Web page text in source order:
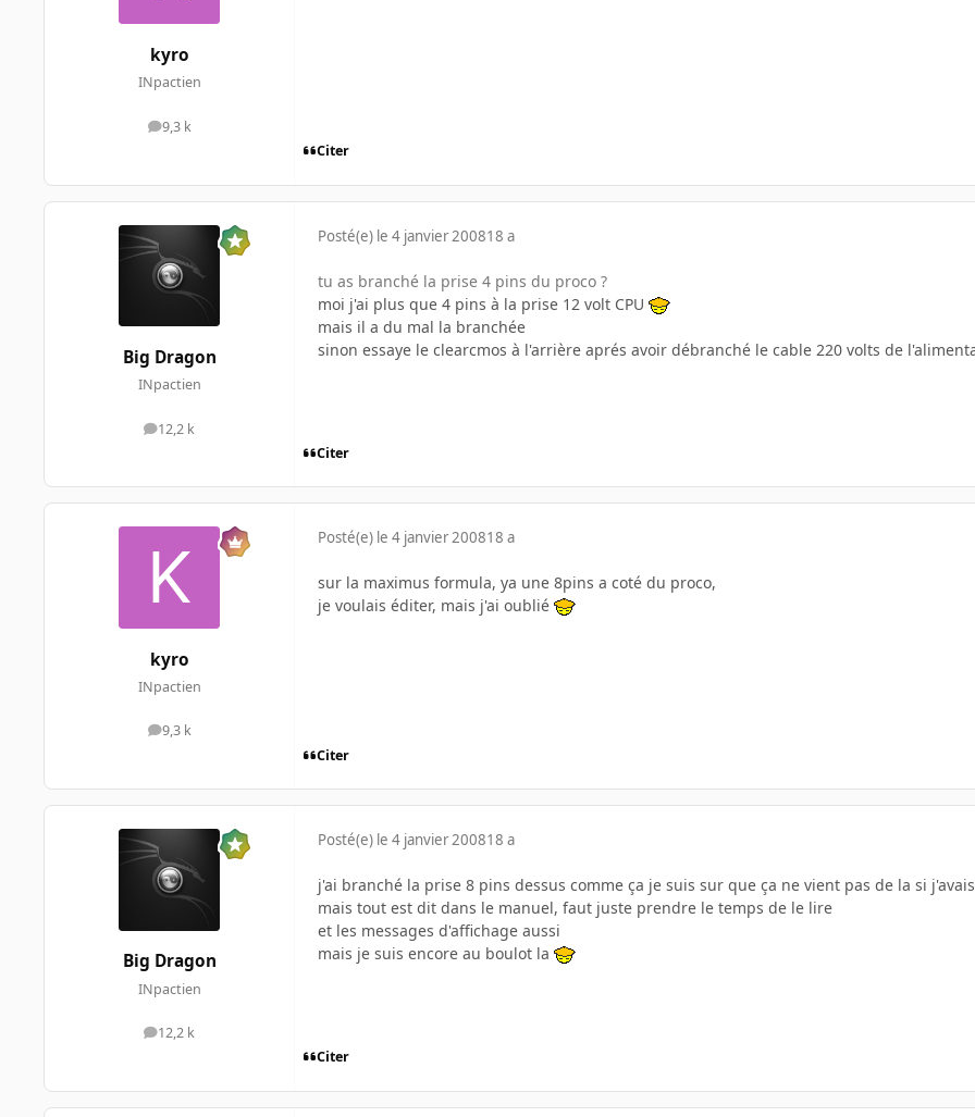
kyro
INpactien
9,3 k
messages
Citer
Big Dragon
INpactien
12,2 k
messages
Posté(e) le 4 janvier 200818 a
tu as branché la prise 4 pins du proco ?
moi j'ai plus que 4 pins à la prise 12 volt CPU
mais il a du mal la branchée
sinon essaye le clearcmos à l'arrière aprés avoir débranché le cable 220 volts de
Citer
kyro
INpactien
9,3 k
messages
Posté(e) le 4 janvier 200818 a
sur la maximus formula, ya une 8pins a coté du proco,
je voulais éditer, mais j'ai oublié
Citer
Big Dragon
INpactien
12,2 k
messages
Posté(e) le 4 janvier 200818 a
j'ai branché la prise 8 pins dessus comme ça je suis sur que ça ne vient pas de la si
mais tout est dit dans le manuel, faut juste prendre le temps de le lire
et les messages d'affichage aussi
mais je suis encore au boulot la
Citer